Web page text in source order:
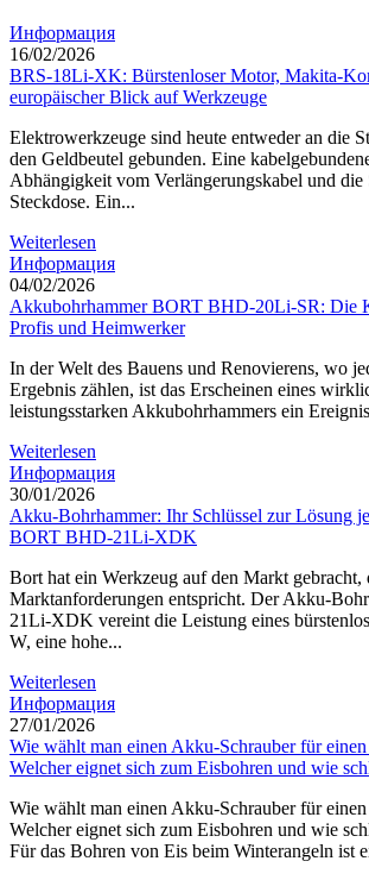
Информация
16/02/2026
BRS-18Li-XK: Bürstenloser Motor, Makita-
europäischer Blick auf Werkzeuge
Elektrowerkzeuge sind heute entweder an die
den Geldbeutel gebunden. Eine
Abhängigkeit vom Verlängerungskabel und die
Steckdose. Ein...
Weiterlesen
Информация
04/02/2026
Akkubohrhammer BORT BHD-20Li-SR: Die
Profis und Heimwerker
In der Welt des Bauens und Renovierens, wo
Ergebnis zählen, ist das Erscheinen eines
leistungsstarken Akkubohrhammers ein
Weiterlesen
Информация
30/01/2026
Akku-Bohrhammer: Ihr Schlüssel zur Lösung
BORT BHD-21Li-XDK
Bort hat ein Werkzeug auf den Markt gebracht,
Marktanforderungen entspricht. Der Akku-
21Li-XDK vereint die Leistung eines
W, eine hohe...
Weiterlesen
Информация
27/01/2026
Wie wählt man einen Akku-Schrauber für einen
Welcher eignet sich zum Eisbohren und wie
Wie wählt man einen Akku-Schrauber für einen
Welcher eignet sich zum Eisbohren und wie
Für das Bohren von Eis beim Winterangeln ist